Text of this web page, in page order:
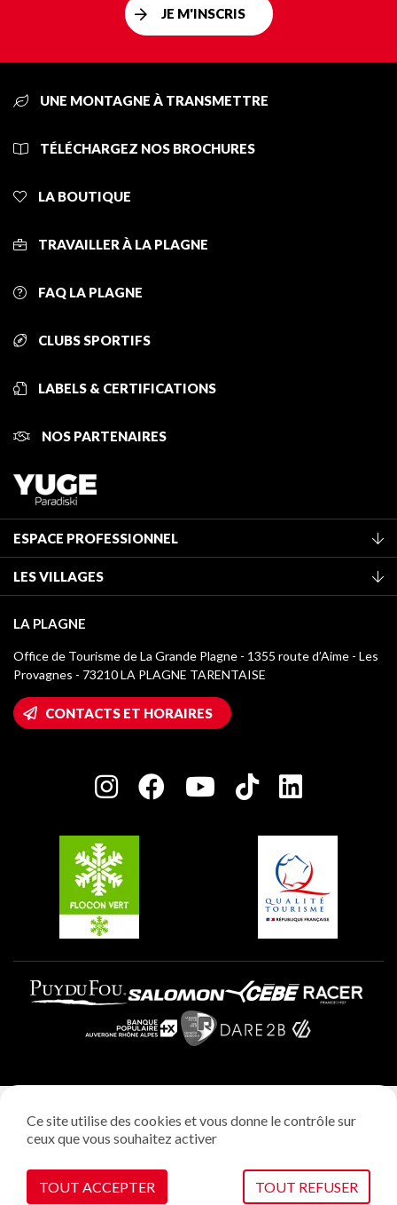
JE M'INSCRIS
UNE MONTAGNE À TRANSMETTRE
TÉLÉCHARGEZ NOS BROCHURES
LA BOUTIQUE
TRAVAILLER À LA PLAGNE
FAQ LA PLAGNE
CLUBS SPORTIFS
LABELS & CERTIFICATIONS
NOS PARTENAIRES
ESPACE PROFESSIONNEL
Classement des meublés
Taxe de séjour
Médiathèque
Logos La Plagne
Accès Wifi
Maison des Propriétaires
Charte des Acteurs Engagés
LES VILLAGES
Montchavin - Les Coches
Champagny-en-Vanoise
Plagne 1800
Plagne Villages
Plagne Aime 2000
LA PLAGNE
Office de Tourisme de La Grande Plagne - 1355 route d’Aime - Les
Provagnes - 73210 LA PLAGNE TARENTAISE
CONTACTS ET HORAIRES
Gestion des cookies
Ce site utilise des cookies et vous donne le contrôle sur
ceux que vous souhaitez activer
TOUT ACCEPTER TOUT REFUSER